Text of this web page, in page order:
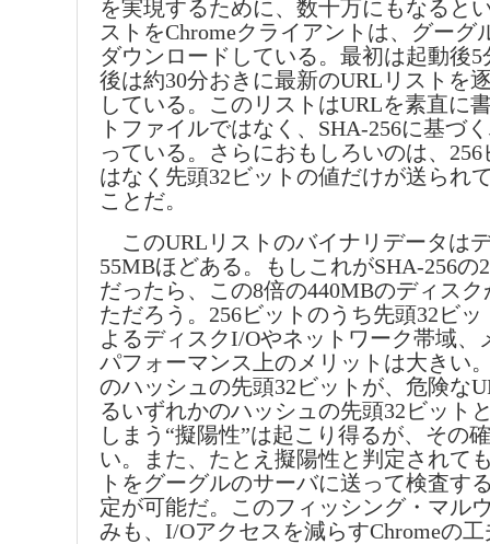
を実現するために、数十万にもなると
ストをChromeクライアントは、グーグ
ダウンロードしている。最初は起動後
後は約30分おきに最新のURLリストを
している。このリストはURLを素直に
トファイルではなく、SHA-256に基づ
っている。さらにおもしろいのは、
はなく先頭32ビットの値だけが送られ
ことだ。
このURLリストのバイナリデータは
55MBほどある。もしこれがSHA-256の
だったら、この8倍の440MBのディス
ただろう。256ビットのうち先頭32ビ
よるディスクI/Oやネットワーク帯域、
パフォーマンス上のメリットは大きい
のハッシュの先頭32ビットが、危険な
るいずれかのハッシュの先頭32ビット
しまう“擬陽性”は起こり得るが、その
い。また、たとえ擬陽性と判定されて
トをグーグルのサーバに送って検査す
定が可能だ。このフィッシング・マル
みも、I/Oアクセスを減らすChromeの